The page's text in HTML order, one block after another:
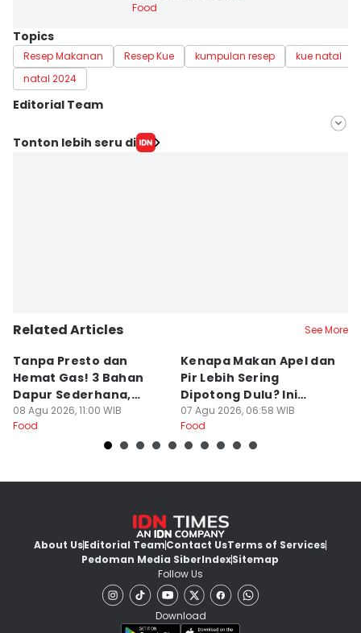
Food
Topics
Resep Makanan Resep Kue kumpulan resep
kue natal
natal 2024
Editorial Team
Editor
Tonton lebih seru di
Related Articles See More
Tanpa Presto dan
Hemat Gas! 3 Bahan
Dapur Sederhana,
Daging Sapi Empuk
Dalam 15 Menit
08 Agu 2026, 11:00 WIB
Food
Kenapa Makan Apel dan
Pir Lebih Sering
Dipotong Dulu? Ini
Alasannya
07 Agu 2026, 06:58 WIB
Food
About UsEditorial TeamContact UsTerms of Services
Pedoman Media SiberIndexSitemap
Follow Us
Download